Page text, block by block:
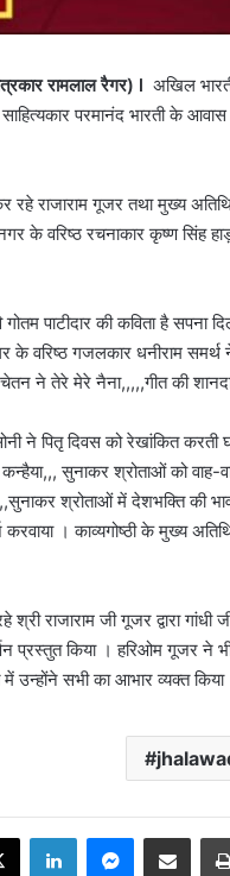
रामलाल रैगर) l अखिल
साहित्यकार परमानंद भारती के
रहे राजाराम गूजर तथा मुख्य
के वरिष्ठ रचनाकार कृष्ण सिंह
पाटीदार की कविता है
के वरिष्ठ गजलकार धनीराम
ने तेरे मेरे नैना,,,,,गीत की
ने पितृ दिवस को रेखांकित
सुनाकर श्रोताओं को वाह-
श्रोताओं में देशभक्ति
करवाया । काव्यगोष्ठी के मुख्य
श्री राजाराम जी गूजर द्वारा
प्रस्तुत किया । हरिओम गूजर ने
में उन्होंने सभी का आभार व्यक्त किया
X LinkedInMessenger
Share via Email